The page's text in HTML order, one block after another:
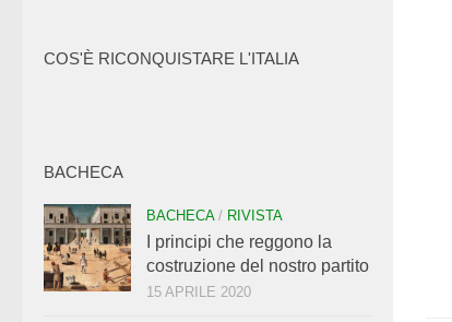
COS'È RICONQUISTARE L'ITALIA
BACHECA
BACHECA/ RIVISTA
I principi che reggono la
costruzione del nostro partito
15 APRILE 2020